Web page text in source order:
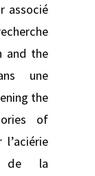
associé
and the
une
the
of
de la